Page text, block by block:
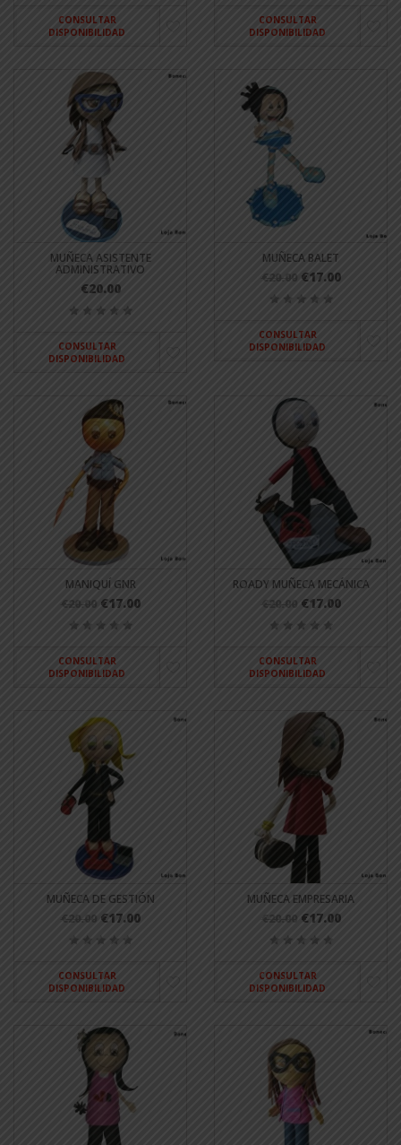
CONSULTAR
DISPONIBILIDAD
CONSULTAR
DISPONIBILIDAD
MUÑECA ASISTENTE
ADMINISTRATIVO
€20.00
CONSULTAR
DISPONIBILIDAD
MUÑECA BALET
€20.00 €17.00
CONSULTAR
DISPONIBILIDAD
MANIQUÍ GNR
€20.00 €17.00
CONSULTAR
DISPONIBILIDAD
ROADY MUÑECA MECÁNICA
€20.00 €17.00
CONSULTAR
DISPONIBILIDAD
MUÑECA DE GESTIÓN
€20.00 €17.00
CONSULTAR
DISPONIBILIDAD
MUÑECA EMPRESARIA
€20.00 €17.00
CONSULTAR
DISPONIBILIDAD